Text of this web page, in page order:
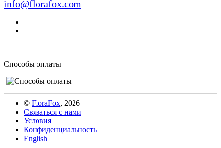
info@florafox.com
Способы оплаты
© FloraFox, 2026
Связаться с нами
Условия
Конфиденциальность
English